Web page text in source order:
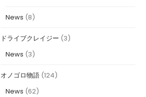
News (8)
ドライブクレイジー (3)
News (3)
オノゴロ物語 (124)
News (62)